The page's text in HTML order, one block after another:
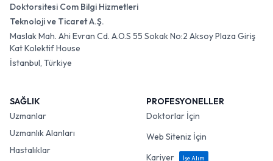
Doktorsitesi Com Bilgi Hizmetleri
Teknoloji ve Ticaret A.Ş.
Maslak Mah. Ahi Evran Cd. A.O.S 55 Sokak No:2 Aksoy Plaza Giriş
Kat Kolektif House
İstanbul, Türkiye
SAĞLIK
Uzmanlar
Uzmanlık Alanları
Hastalıklar
PROFESYONELLER
Doktorlar İçin
Web Siteniz İçin
Kariyer
İşe Alım